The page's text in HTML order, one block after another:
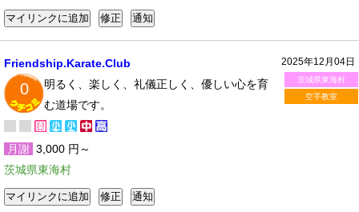
2025年12月04日
茨城県東海村
空手教室
Friendship.Karate.Club
0
明るく、楽しく、礼儀正しく、優しい心を育
む道場です。
月謝 3,000 円～
茨城県東海村